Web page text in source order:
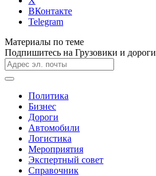
ВКонтакте
Telegram
Материалы по теме
Подпишитесь на Грузовики и дороги
Политика
Бизнес
Дороги
Автомобили
Логистика
Мероприятия
Экспертный совет
Справочник